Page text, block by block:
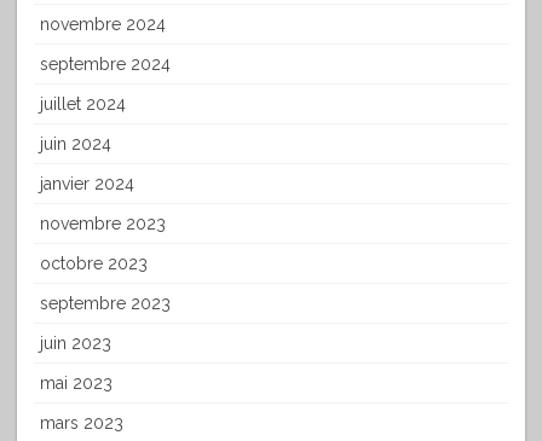
novembre 2024
septembre 2024
juillet 2024
juin 2024
janvier 2024
novembre 2023
octobre 2023
septembre 2023
juin 2023
mai 2023
mars 2023